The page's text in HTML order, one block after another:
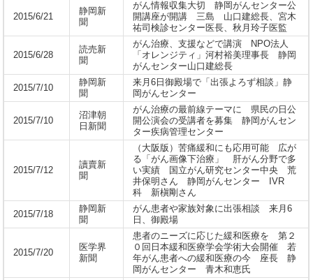
2015/6/21
静岡新
聞
がん情報収集大切 静岡がんセンター公
開講座が開講 三島 山口建総長、宮木
祐司検診センター医長、秋月玲子医監
2015/6/28
読売新
聞
がん治療、支援などで講演 NPO法人
「オレンジティ」河村裕美理事長 静岡
がんセンター山口建総長
2015/7/10
静岡新
聞
来月6日御殿場で「出張よろず相談」静
岡がんセンター
2015/7/10
沼津朝
日新聞
がん治療の最前線テーマに 県民の日公
開公演会の受講者を募集 静岡がんセン
ター疾病管理センター
2015/7/12
讀賣新
聞
（大阪版）苦痛緩和にも応用可能 広が
る「がん画像下治療」 肝がん分野で多
い実績 国立がん研究センター中央 荒
井保明さん 静岡がんセンター IVR
科 新槇剛さん
2015/7/18
静岡新
聞
がん患者や家族対象に出張相談 来月6
日、御殿場
2015/7/20
医学界
新聞
患者のニーズに応じた緩和医療を 第２
０回日本緩和医療学会学術大会開催 若
年がん患者への緩和医療の今 座長 静
岡がんセンター 青木和恵氏